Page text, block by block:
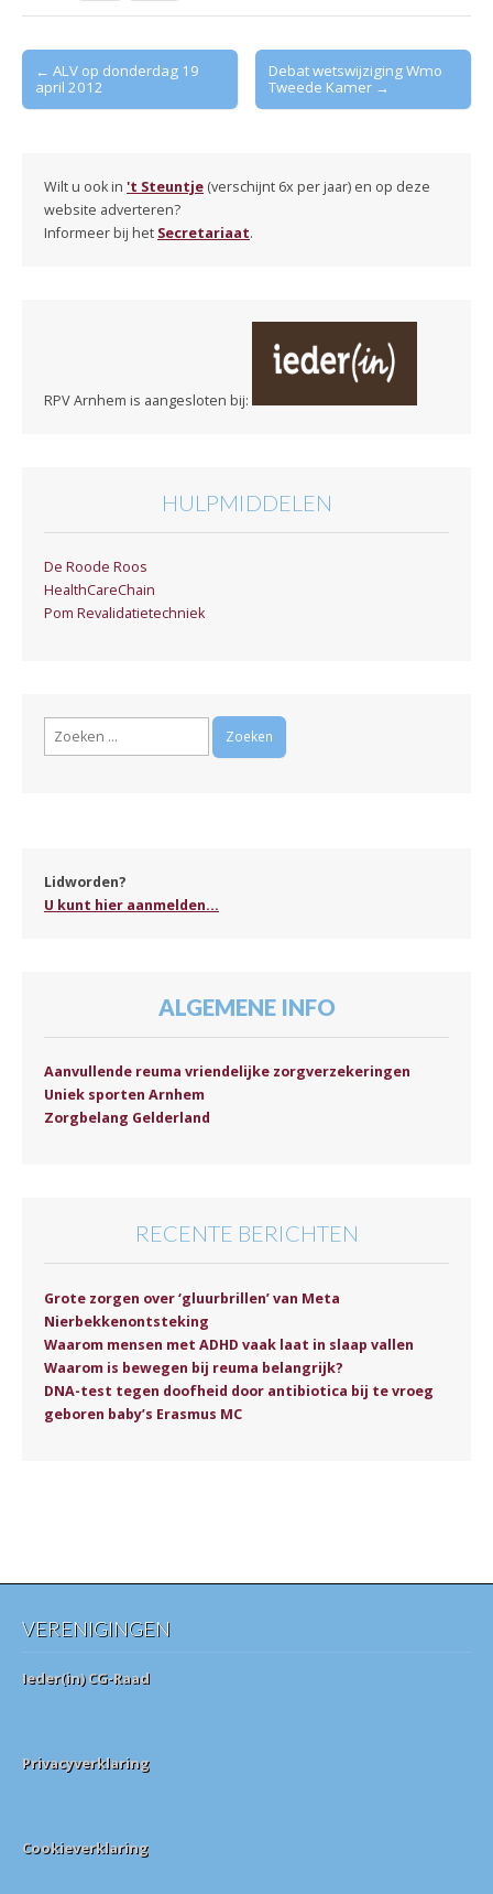
Post
navigation
← ALV op donderdag 19
april 2012
Debat wetswijziging Wmo
Tweede Kamer →
Wilt u ook in 't Steuntje (verschijnt 6x per jaar) en op deze
website adverteren?
Informeer bij het Secretariaat.
RPV Arnhem is aangesloten bij:
HULPMIDDELEN
De Roode Roos
HealthCareChain
Pom Revalidatietechniek
Zoeken
Lidworden?
U kunt hier aanmelden...
ALGEMENE INFO
Aanvullende reuma vriendelijke zorgverzekeringen
Uniek sporten Arnhem
Zorgbelang Gelderland
RECENTE BERICHTEN
Grote zorgen over ‘gluurbrillen’ van Meta
Nierbekkenontsteking
Waarom mensen met ADHD vaak laat in slaap vallen
Waarom is bewegen bij reuma belangrijk?
DNA-test tegen doofheid door antibiotica bij te vroeg
geboren baby’s Erasmus MC
VERENIGINGEN
Ieder(in) CG-Raad
Privacyverklaring
Cookieverklaring